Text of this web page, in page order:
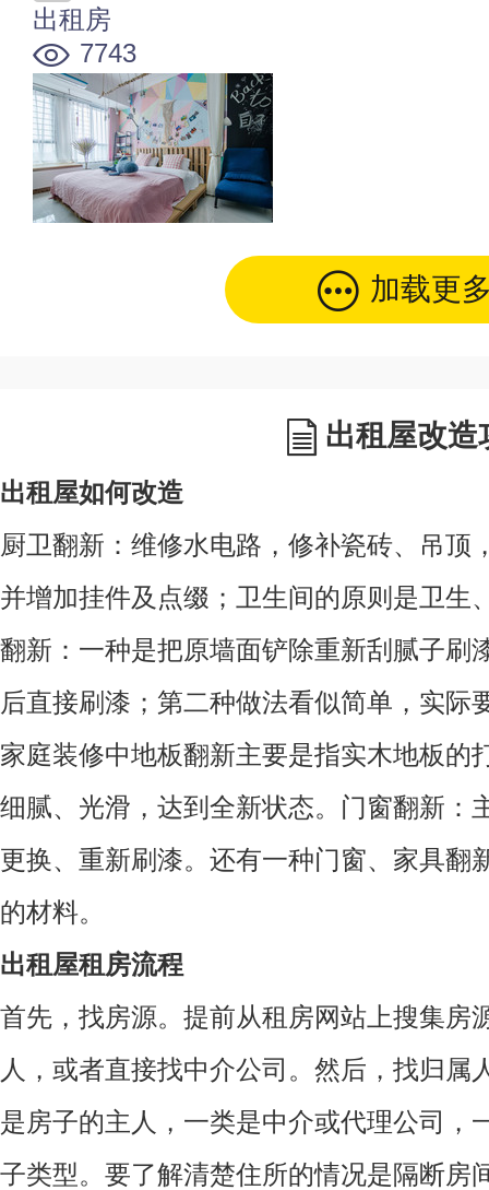
出租房
7743
加载更
出租屋改造
出租屋如何改造
厨卫翻新：维修水电路，修补瓷砖、吊顶
并增加挂件及点缀；卫生间的原则是卫生
翻新：一种是把原墙面铲除重新刮腻子刷
后直接刷漆；第二种做法看似简单，实际
家庭装修中地板翻新主要是指实木地板的
细腻、光滑，达到全新状态。门窗翻新：
更换、重新刷漆。还有一种门窗、家具翻
的材料。
出租屋租房流程
首先，找房源。提前从租房网站上搜集房
人，或者直接找中介公司。然后，找归属
是房子的主人，一类是中介或代理公司，
子类型。要了解清楚住所的情况是隔断房